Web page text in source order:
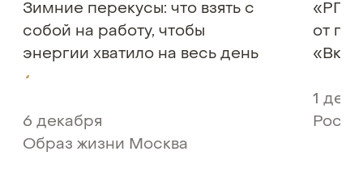
Зимние перекусы: что взять с
собой на работу, чтобы
энергии хватило на весь день
6 декабря
Образ жизни Москва
«РГ»
от
1